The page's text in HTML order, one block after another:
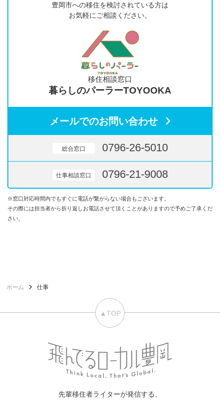
豊岡市への移住を検討されている方は
お気軽にご相談ください。
移住相談窓口
暮らしのパーラーTOYOOKA
メールでのお問い合わせ
総合窓口 0796-26-5010
仕事相談窓口 0796-21-9008
※窓口対応時間内でもすぐに電話が繋がらない場合もございます。
その際には担当者から折り返しお電話させて頂くことがありますので予めご了承くだ
さい。
ホーム 仕事
先輩移住者ライターが発信する、
▲TOP